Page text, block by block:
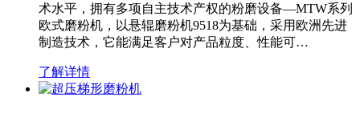
术水平，拥有多项自主技术产权的粉磨设备—MTW系列
欧式磨粉机，以悬辊磨粉机9518为基础，采用欧洲先进
制造技术，它能满足客户对产品粒度、性能可…
了解详情